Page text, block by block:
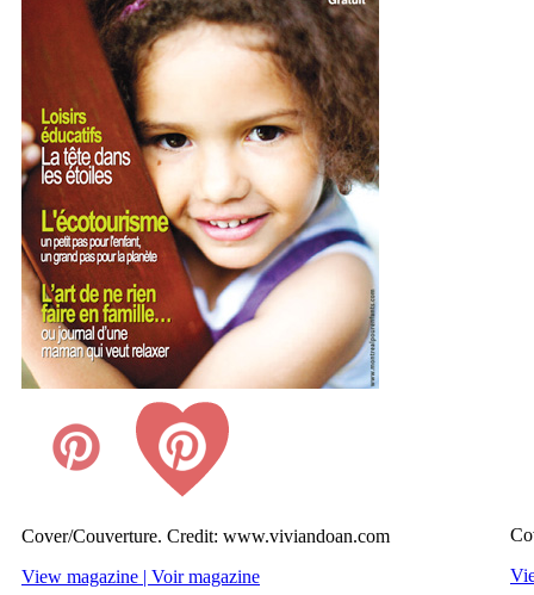
Cover/Couverture. Credit: www.viviandoan.com
View magazine | Voir magazine